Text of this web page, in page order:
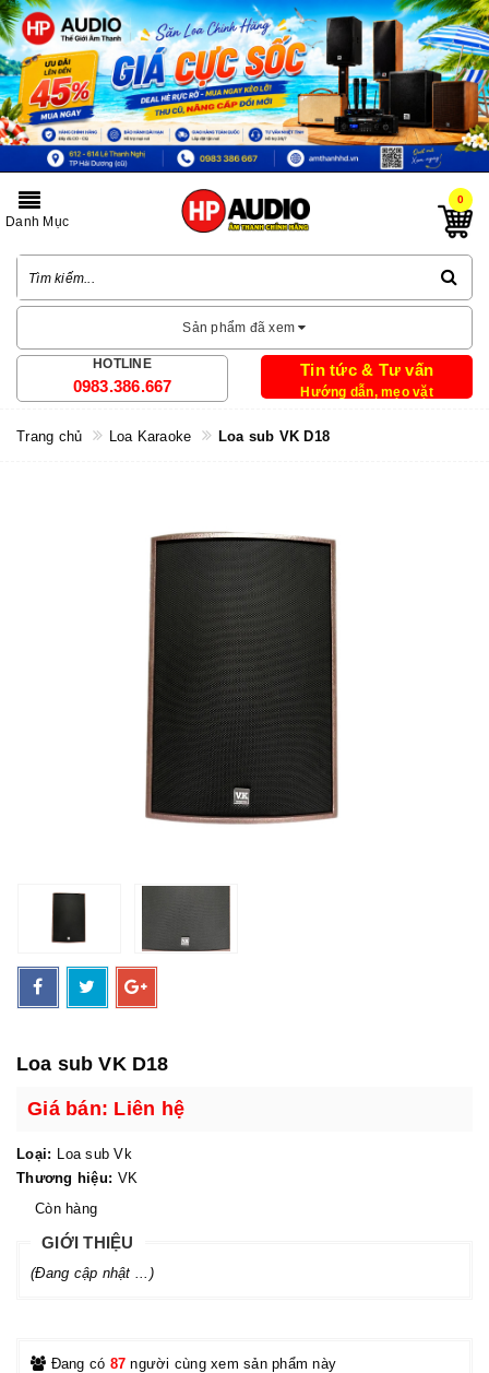
0
Danh Mục
Sản phẩm đã xem
HOTLINE
0983.386.667
Tin tức & Tư vấn
Hướng dẫn, mẹo vặt
Trang chủ Loa Karaoke Loa sub VK D18
Loa sub VK D18
Giá bán: Liên hệ
Loại:
Loa sub Vk
Thương hiệu: VK
Còn hàng
GIỚI THIỆU
(Đang cập nhật ...)
Đang có 87 người cùng xem sản phẩm này